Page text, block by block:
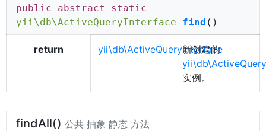
public abstract static
yii\db\ActiveQueryInterface
find ()
return yii\db\ActiveQueryInterface
新创建的
实例。
findAll() 公共 抽象 静态 方法